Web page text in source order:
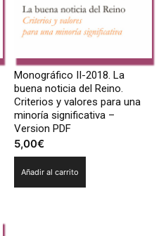
Monográfico II-2018. La
buena noticia del Reino.
Criterios y valores para una
minoría significativa –
Version PDF
5,00€
Añadir al carrito